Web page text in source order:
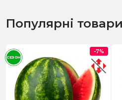
Популярні товари
-7%
СЕЗОН